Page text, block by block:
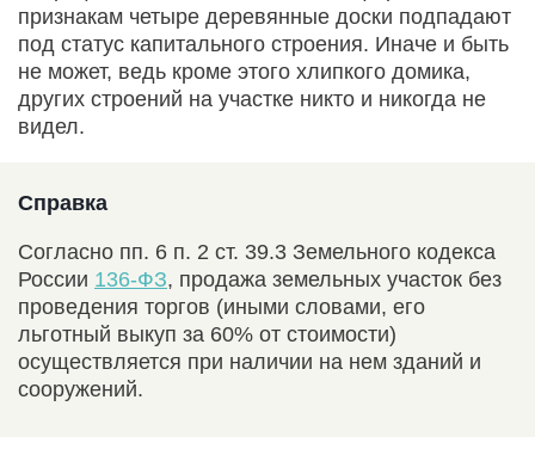
признакам четыре деревянные доски подпадают
под статус капитального строения. Иначе и быть
не может, ведь кроме этого хлипкого домика,
других строений на участке никто и никогда не
видел.
Справка
Согласно пп. 6 п. 2 ст. 39.3 Земельного кодекса
России 136-ФЗ, продажа земельных участок без
проведения торгов (иными словами, его
льготный выкуп за 60% от стоимости)
осуществляется при наличии на нем зданий и
сооружений.